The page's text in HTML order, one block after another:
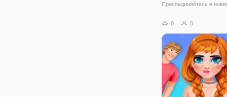
Присоединяйтесь в
Отчасти она аналогична
под вашим управлением
шар, который
0 0